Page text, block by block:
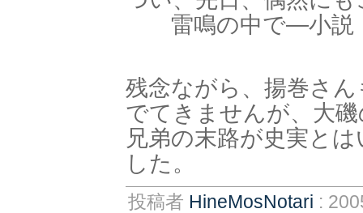
雷鳴の中で―小説
残念ながら、揚巻さ
でてきませんが、大
兄弟の末路が史実と
した。
投稿者 HineMosNotari :